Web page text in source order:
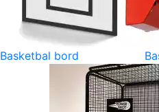
Basketbal bord